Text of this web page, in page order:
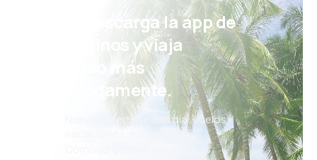
¡Eh! Descarga la app de
eDestinos y viaja
incluso más
cómodamente.
Nuevas ofertas cada día: vuelos,
vacaciones, escapadas
Cómoda gestión de reservas